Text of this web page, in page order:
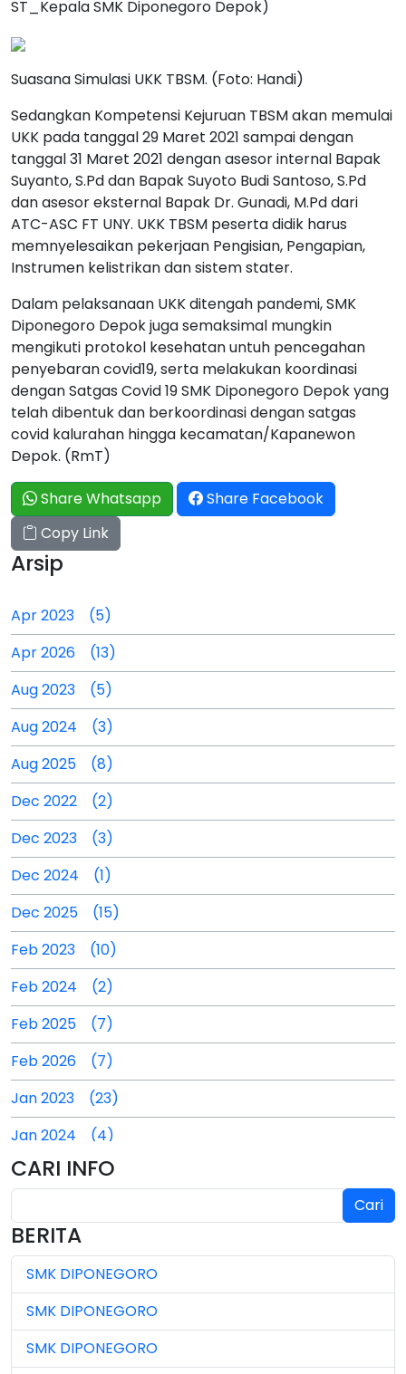
ST_Kepala SMK Diponegoro Depok)
Suasana Simulasi UKK TBSM. (Foto: Handi)
Sedangkan Kompetensi Kejuruan TBSM akan memulai
UKK pada tanggal 29 Maret 2021 sampai dengan
tanggal 31 Maret 2021 dengan asesor internal Bapak
Suyanto, S.Pd dan Bapak Suyoto Budi Santoso, S.Pd
dan asesor eksternal Bapak Dr. Gunadi, M.Pd dari
ATC-ASC FT UNY. UKK TBSM peserta didik harus
memnyelesaikan pekerjaan Pengisian, Pengapian,
Instrumen kelistrikan dan sistem stater.
Dalam pelaksanaan UKK ditengah pandemi, SMK
Diponegoro Depok juga semaksimal mungkin
mengikuti protokol kesehatan untuh pencegahan
penyebaran covid19, serta melakukan koordinasi
dengan Satgas Covid 19 SMK Diponegoro Depok yang
telah dibentuk dan berkoordinasi dengan satgas
covid kalurahan hingga kecamatan/Kapanewon
Depok. (RmT)
Share Whatsapp
Share Facebook
Copy Link
Arsip
Apr 2023 (5)
Apr 2026 (13)
Aug 2023 (5)
Aug 2024 (3)
Aug 2025 (8)
Dec 2022 (2)
Dec 2023 (3)
Dec 2024 (1)
Dec 2025 (15)
Feb 2023 (10)
Feb 2024 (2)
Feb 2025 (7)
Feb 2026 (7)
Jan 2023 (23)
Jan 2024 (4)
Jan 2025 (4)
Jul 2025 (3)
Jul 2026 (4)
Jun 2023 (7)
Jun 2024 (3)
CARI INFO
Cari
BERITA
SMK DIPONEGORO
SMK DIPONEGORO
SMK DIPONEGORO